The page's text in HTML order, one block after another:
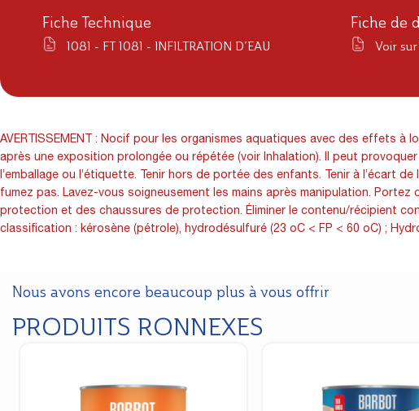
Fiche Technique
1081 - FT 1081 - INFILTRATION D’EAU
Fiche de
Voir
AVERTISSEMENT : Nocif pour les organismes aquatiques avec des effets
après une exposition prolongée ou répétée (voir Inhalation). Il peut
l’emballage ou l’étiquette. Tenir hors de portée des enfants. Tenir à l’écart
fumez pas. Lavez-vous soigneusement les mains après manipulation.
protection et des chaussures de protection. Éliminer le contenu/récipient
classification : kérosène (pétrole), hydrodésulfuré (23 oC < FP < 60 oC) ;
Nous avons encore beaucoup plus à vous offrir
PRODUITS RONNEXES